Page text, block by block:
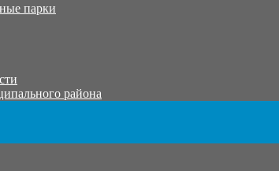
парки
района